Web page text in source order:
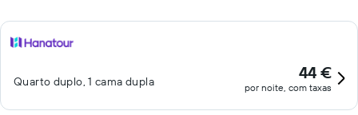
Quarto duplo, 1 cama dupla 44 €
por noite, com taxas